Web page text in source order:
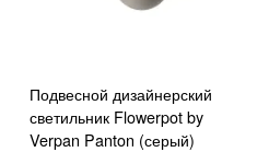
Подвесной дизайнерский
светильник Flowerpot by
Verpan Panton (серый)